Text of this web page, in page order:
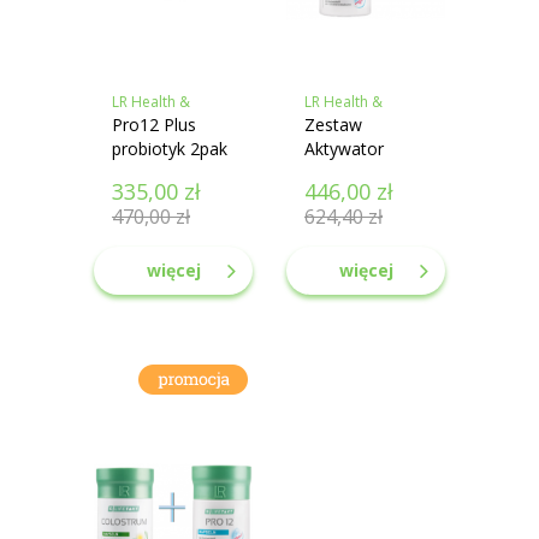
LR Health &
Beauty
Pro12 Plus
probiotyk 2pak
335,00 zł
470,00zł
więcej
LR Health &
Beauty
Zestaw
Aktywator
446,00 zł
624,40zł
więcej